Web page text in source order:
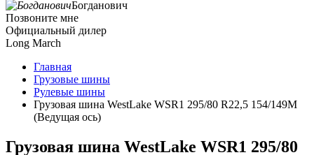
Богданович
Позвоните мне
Официальный дилер
Long March
Главная
Грузовые шины
Рулевые шины
Грузовая шина WestLake WSR1 295/80 R22,5 154/149M
(Ведущая ось)
Грузовая шина WestLake WSR1 295/80